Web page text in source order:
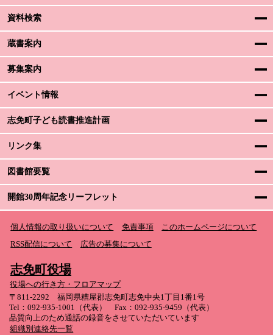
資料検索
蔵書案内
募集案内
イベント情報
志免町子ども読書推進計画
リンク集
図書館要覧
開館30周年記念リーフレット
個人情報の取り扱いについて 免責事項
このホームページについて
RSS配信について
広告の募集について
志免町役場
役場への行き方・フロアマップ
〒811-2292 福岡県糟屋郡志免町志免中央1丁目1番1号
Tel：092-935-1001（代表） Fax：092-935-9459（代表）
品質向上のため通話の録音をさせていただいています
組織別連絡先一覧